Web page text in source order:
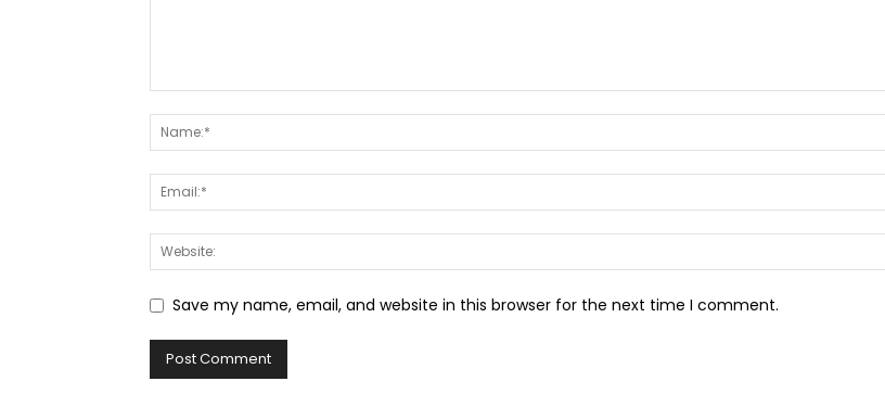
Save my name, email, and website in this browser for the next time I comment.